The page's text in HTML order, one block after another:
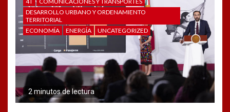
DESARROLLO URBANO Y ORDENAMIENTO
TERRITORIAL
ECONOMÍA
ENERGÍA UNCATEGORIZED
2 minutos de lectura